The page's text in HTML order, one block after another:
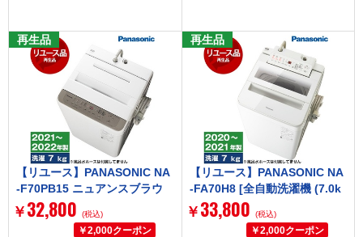
再生品
【リユース】PANASONIC NA
-F70PB15 ニュアンスブラウ
ン Fシリーズ [全自動洗濯機
(7.0kg)] [2021～2022年製]
￥ 32,800 (税込)
再生品
【リユース】PANASONIC NA
-FA70H8 [全自動洗濯機 (7.0k
g)] [2020～2021年製]
￥ 33,800 (税込)